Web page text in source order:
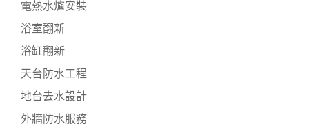
電熱水爐安裝
浴室翻新
浴缸翻新
天台防水工程
地台去水設計
外牆防水服務